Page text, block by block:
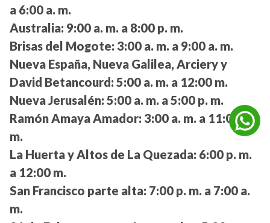
a 6:00 a. m.
Australia: 9:00 a. m. a 8:00 p. m.
Brisas del Mogote: 3:00 a. m. a 9:00 a. m.
Nueva España, Nueva Galilea, Arciery y
David Betancourd: 5:00 a. m. a 12:00 m.
Nueva Jerusalén: 5:00 a. m. a 5:00 p. m.
Ramón Amaya Amador: 3:00 a. m. a 11:00 p.
m.
La Huerta y Altos de La Quezada: 6:00 p. m.
a 12:00 m.
San Francisco parte alta: 7:00 p. m. a 7:00 a.
m.